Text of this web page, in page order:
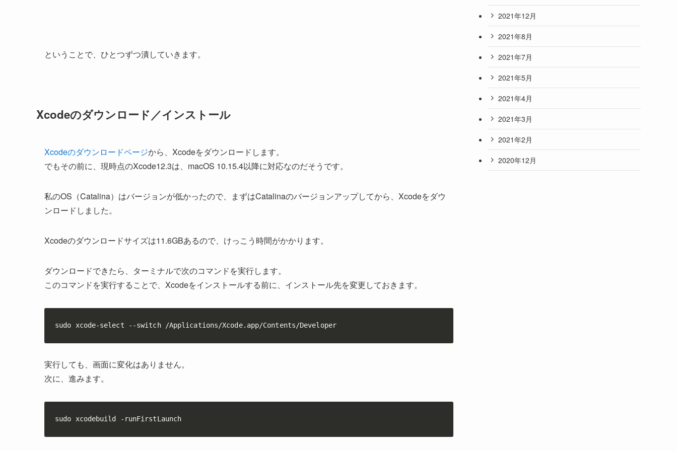
ということで、ひとつずつ潰していきます。
Xcodeのダウンロード／インストール
Xcodeのダウンロードページから、Xcodeをダウンロードします。
でもその前に、現時点のXcode12.3は、macOS 10.15.4以降に対応なのだそうです。
私のOS（Catalina）はバージョンが低かったので、まずはCatalinaのバージョンアップしてから、Xcodeをダウ
ンロードしました。
Xcodeのダウンロードサイズは11.6GBあるので、けっこう時間がかかります。
ダウンロードできたら、ターミナルで次のコマンドを実行します。
このコマンドを実行することで、Xcodeをインストールする前に、インストール先を変更しておきます。
sudo xcode-select --switch /Applications/Xcode.app/Contents/Developer
実行しても、画面に変化はありません。
次に、進みます。
sudo xcodebuild -runFirstLaunch
2021年12月
2021年8月
2021年7月
2021年5月
2021年4月
2021年3月
2021年2月
2020年12月